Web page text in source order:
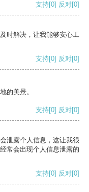
支持[0] 反对[0]
时解决，让我能够安心工
支持[0] 反对[0]
的美景。
支持[0] 反对[0]
泄露个人信息，这让我很
常会出现个人信息泄露的
支持[0] 反对[0]